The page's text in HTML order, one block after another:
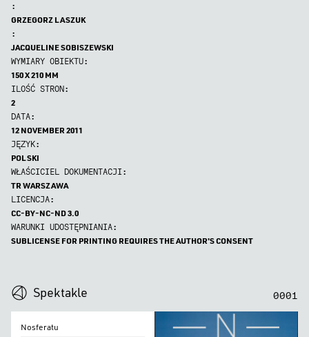
:
GRZEGORZ LASZUK
:
JACQUELINE SOBISZEWSKI
WYMIARY OBIEKTU:
150 X 210 MM
ILOŚĆ STRON:
2
DATA:
12 NOVEMBER 2011
JĘZYK:
POLSKI
WŁAŚCICIEL DOKUMENTACJI:
TR WARSZAWA
LICENCJA:
CC-BY-NC-ND 3.0
WARUNKI UDOSTĘPNIANIA:
SUBLICENSE FOR PRINTING REQUIRES THE AUTHOR'S CONSENT
Spektakle
0001
Nosferatu